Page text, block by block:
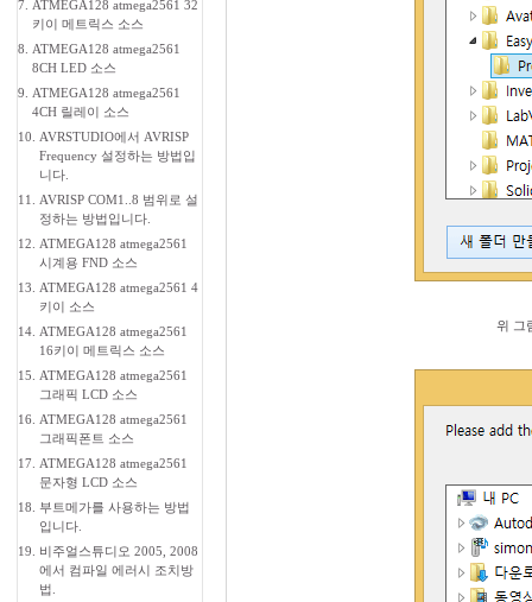
7. ATMEGA128 atmega2561 32
키이 메트릭스 소스
8. ATMEGA128 atmega2561
8CH LED 소스
9. ATMEGA128 atmega2561
4CH 릴레이 소스
10. AVRSTUDIO에서 AVRISP
Frequency 설정하는 방법입
니다.
11. AVRISP COM1..8 범위로 설
정하는 방법입니다.
12. ATMEGA128 atmega2561
시계용 FND 소스
13. ATMEGA128 atmega2561 4
키이 소스
14. ATMEGA128 atmega2561
16키이 메트릭스 소스
15. ATMEGA128 atmega2561
그래픽 LCD 소스
16. ATMEGA128 atmega2561
그래픽폰트 소스
17. ATMEGA128 atmega2561
문자형 LCD 소스
18. 부트메가를 사용하는 방법
입니다.
19. 비주얼스튜디오 2005, 2008
에서 컴파일 에러시 조치방
법.
위 그